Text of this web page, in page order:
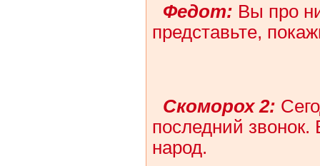
Федот: Вы про
представьте,
Скоморох 2:
последний
народ.